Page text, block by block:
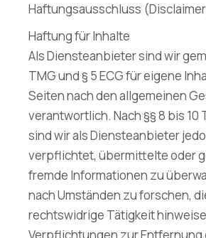
Haftungsausschluss
Haftung für Inhalte
Als Diensteanbieter sind wir
TMG und § 5 ECG für eigene
Seiten nach den allgemeinen
verantwortlich. Nach §§ 8 bis 10
sind wir als Diensteanbieter
verpflichtet, übermittelte oder
fremde Informationen zu
nach Umständen zu forschen,
rechtswidrige Tätigkeit